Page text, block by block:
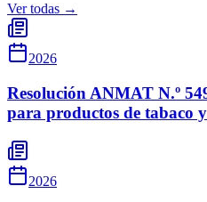
Ver todas →
2026
Resolución ANMAT N.º
para productos de tabaco
2026